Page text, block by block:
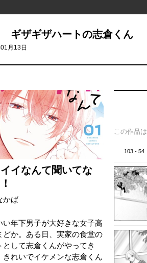
ギザギザハートの志倉くん
月13日
イなんて聞いてな
かば
い年下男子が大好きな女子高
どか。ある日、実家の食堂の
として志倉くんがやってき
れいでイケメンな志倉くん
この作品は
103 - 54